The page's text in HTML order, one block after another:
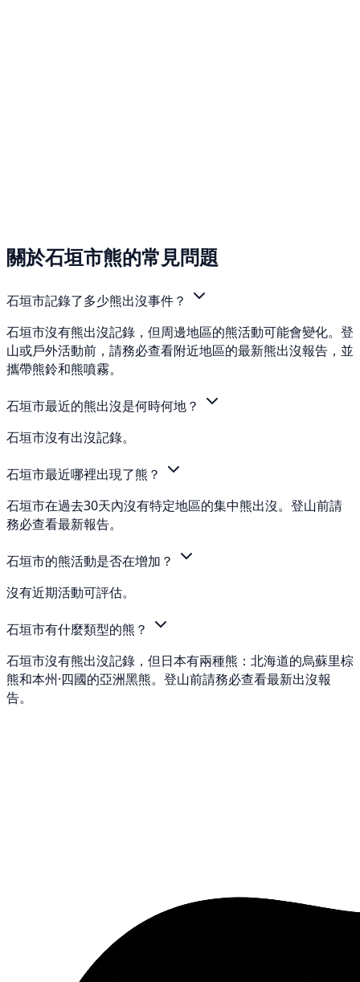
關於石垣市熊的常見問題
石垣市記錄了多少熊出沒事件？
石垣市沒有熊出沒記錄，但周邊地區的熊活動可能會變化。登
山或戶外活動前，請務必查看附近地區的最新熊出沒報告，並
攜帶熊鈴和熊噴霧。
石垣市最近的熊出沒是何時何地？
石垣市沒有出沒記錄。
石垣市最近哪裡出現了熊？
石垣市在過去30天內沒有特定地區的集中熊出沒。登山前請
務必查看最新報告。
石垣市的熊活動是否在增加？
沒有近期活動可評估。
石垣市有什麼類型的熊？
石垣市沒有熊出沒記錄，但日本有兩種熊：北海道的烏蘇里棕
熊和本州·四國的亞洲黑熊。登山前請務必查看最新出沒報
告。